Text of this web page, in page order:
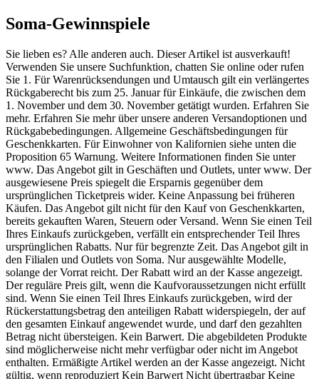
Soma-Gewinnspiele
Sie lieben es? Alle anderen auch. Dieser Artikel ist ausverkauft!
Verwenden Sie unsere Suchfunktion, chatten Sie online oder rufen
Sie 1. Für Warenrücksendungen und Umtausch gilt ein verlängertes
Rückgaberecht bis zum 25. Januar für Einkäufe, die zwischen dem
1. November und dem 30. November getätigt wurden. Erfahren Sie
mehr. Erfahren Sie mehr über unsere anderen Versandoptionen und
Rückgabebedingungen. Allgemeine Geschäftsbedingungen für
Geschenkkarten. Für Einwohner von Kalifornien siehe unten die
Proposition 65 Warnung. Weitere Informationen finden Sie unter
www. Das Angebot gilt in Geschäften und Outlets, unter www. Der
ausgewiesene Preis spiegelt die Ersparnis gegenüber dem
ursprünglichen Ticketpreis wider. Keine Anpassung bei früheren
Käufen. Das Angebot gilt nicht für den Kauf von Geschenkkarten,
bereits gekauften Waren, Steuern oder Versand. Wenn Sie einen Teil
Ihres Einkaufs zurückgeben, verfällt ein entsprechender Teil Ihres
ursprünglichen Rabatts. Nur für begrenzte Zeit. Das Angebot gilt in
den Filialen und Outlets von Soma. Nur ausgewählte Modelle,
solange der Vorrat reicht. Der Rabatt wird an der Kasse angezeigt.
Der reguläre Preis gilt, wenn die Kaufvoraussetzungen nicht erfüllt
sind. Wenn Sie einen Teil Ihres Einkaufs zurückgeben, wird der
Rückerstattungsbetrag den anteiligen Rabatt widerspiegeln, der auf
den gesamten Einkauf angewendet wurde, und darf den gezahlten
Betrag nicht übersteigen. Kein Barwert. Die abgebildeten Produkte
sind möglicherweise nicht mehr verfügbar oder nicht im Angebot
enthalten. Ermäßigte Artikel werden an der Kasse angezeigt. Nicht
gültig, wenn reproduziert Kein Barwert Nicht übertragbar Keine